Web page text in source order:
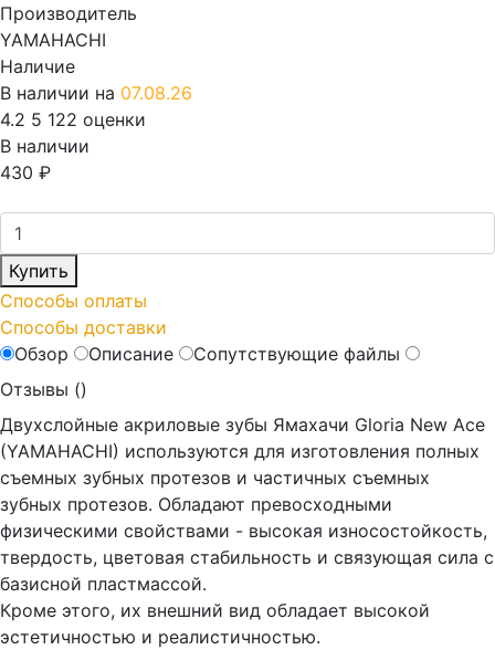
Производитель
YAMAHACHI
Наличие
В наличии на 07.08.26
4.2 5 122 оценки
В наличии
430 ₽
Купить
Способы оплаты
Способы доставки
Обзор
Описание
Сопутствующие файлы
Отзывы ()
Двухслойные акриловые зубы Ямахачи Gloria New Ace
(YAMAHACHI) используются для изготовления полных
съемных зубных протезов и частичных съемных
зубных протезов. Обладают превосходными
физическими свойствами - высокая износостойкость,
твердость, цветовая стабильность и связующая сила с
базисной пластмассой.
Кроме этого, их внешний вид обладает высокой
эстетичностью и реалистичностью.